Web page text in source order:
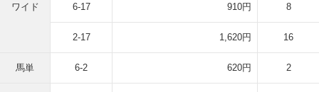
ワイド 6-17 910円 8
2-17 1,620円 16
馬単 6-2 620円 2